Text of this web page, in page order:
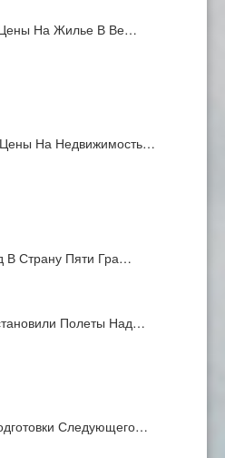
На Жилье В Ве…
На Недвижимость…
В Страну Пяти Гра…
Полеты Над…
Следующего…